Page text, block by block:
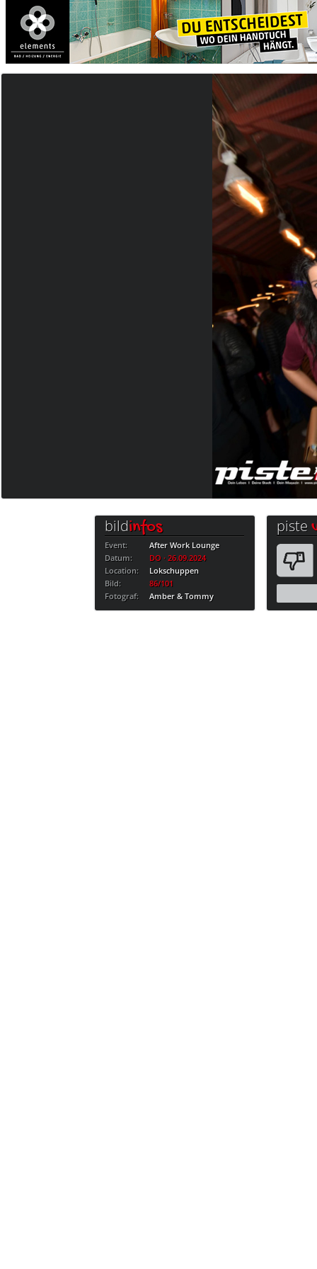
bildinfos
Event:
After Work Lounge
Datum:
DO · 26.09.2024
Location:
Lokschuppen
Bild:
86/101
Fotograf:
Amber & Tommy
piste